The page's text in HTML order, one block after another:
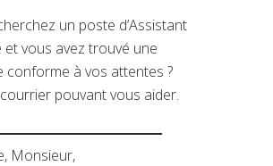
un poste d’Assistant
et vous avez trouvé une
conforme à vos attentes ?
pouvant vous aider.
Monsieur,